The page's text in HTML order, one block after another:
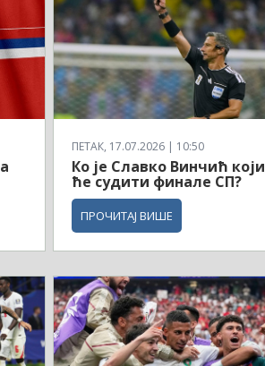
ПЕТАК, 17.07.2026 | 10:50
Ко је Славко Винчић који
ће судити финале СП?
ПРОЧИТАЈ ВИШЕ